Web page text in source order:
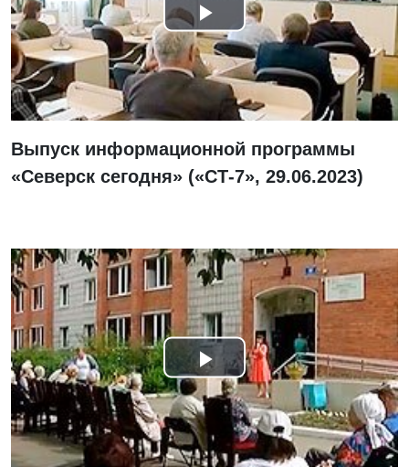
Смотреть
видео
Выпуск информационной программы
«Северск сегодня» («СТ-7», 29.06.2023)
Смотреть
видео